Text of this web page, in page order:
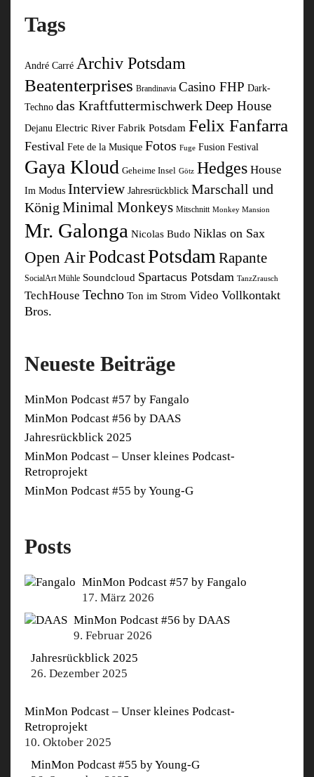
Tags
André Carré Archiv Potsdam
Beatenterprises Brandinavia Casino FHP Dark-
Techno das KraftfuttermischwerkDeep House
Dejanu Electric River Fabrik Potsdam Felix Fanfarra
Festival Fete de la Musique Fotos Fuge Fusion Festival
Gaya Kloud Geheime Insel Götz Hedges House
Im Modus Interview Jahresrückblick Marschall und
König Minimal Monkeys Mitschnitt Monkey Mansion
Mr. Galonga Nicolas Budo Niklas on Sax
Open AirPodcastPotsdam Rapante
SocialArt Mühle Soundcloud Spartacus Potsdam TanzZrausch
TechHouse Techno Ton im Strom Video Vollkontakt
Bros.
Neueste Beiträge
MinMon Podcast #57 by Fangalo
MinMon Podcast #56 by DAAS
Jahresrückblick 2025
MinMon Podcast – Unser kleines Podcast-
Retroprojekt
MinMon Podcast #55 by Young-G
Posts
MinMon Podcast #57 by Fangalo
17. März 2026
MinMon Podcast #56 by DAAS
9. Februar 2026
Jahresrückblick 2025
26. Dezember 2025
MinMon Podcast – Unser kleines Podcast-
Retroprojekt
10. Oktober 2025
MinMon Podcast #55 by Young-G